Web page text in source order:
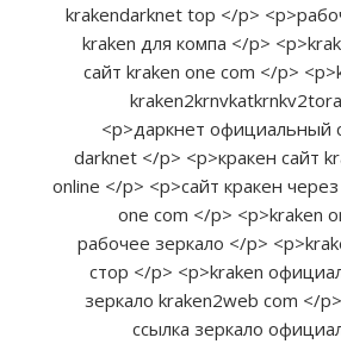
krakendarknet top </p>
kraken для компа </p>
сайт kraken one com
<p>даркнет
darknet </p> <p>кракен
online </p> <p>сайт
one com </p>
рабочее зеркало </p>
стор </p> <p>kraken
зеркало kraken2web
ссылка зеркало